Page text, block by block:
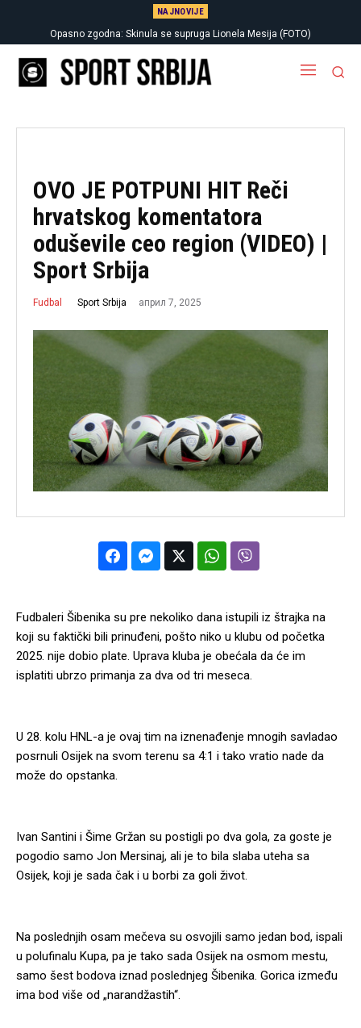
NAJNOVIJE
Opasno zgodna: Skinula se supruga Lionela Mesija (FOTO)
OVO JE POTPUNI HIT Reči
hrvatskog komentatora
oduševile ceo region (VIDEO) |
Sport Srbija
Fudbal Sport Srbija април 7, 2025
Fudbaleri Šibenika su pre nekoliko dana istupili iz štrajka na
koji su faktički bili prinuđeni, pošto niko u klubu od početka
2025. nije dobio plate. Uprava kluba je obećala da će im
isplatiti ubrzo primanja za dva od tri meseca.
U 28. kolu HNL-a je ovaj tim na iznenađenje mnogih savladao
posrnuli Osijek na svom terenu sa 4:1 i tako vratio nade da
može do opstanka.
Ivan Santini i Šime Gržan su postigli po dva gola, za goste je
pogodio samo Jon Mersinaj, ali je to bila slaba uteha sa
Osijek, koji je sada čak i u borbi za goli život.
Na poslednjih osam mečeva su osvojili samo jedan bod, ispali
u polufinalu Kupa, pa je tako sada Osijek na osmom mestu,
samo šest bodova iznad poslednjeg Šibenika. Gorica između
ima bod više od „narandžastih“.